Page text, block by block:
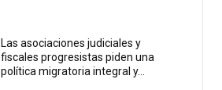
Las asociaciones judiciales y
fiscales progresistas piden una
política migratoria integral y...